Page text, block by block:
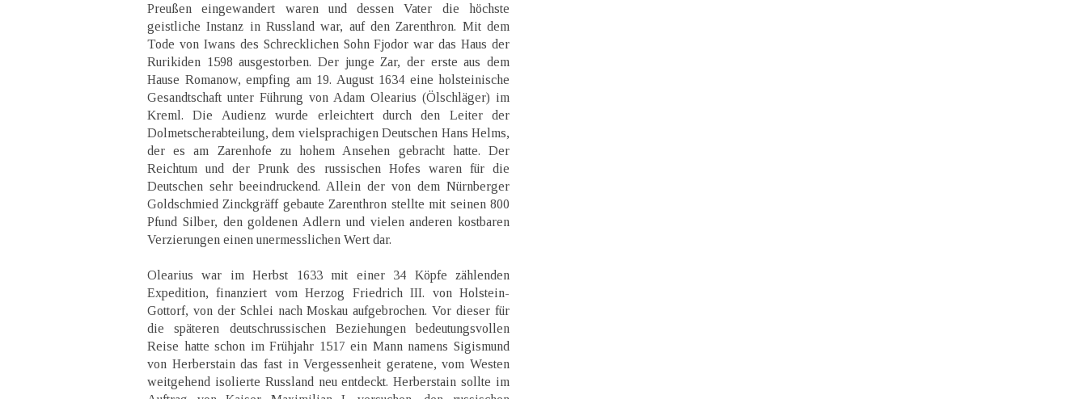
Preußen eingewandert waren und dessen Vater die höchste
geistliche Instanz in Russland war, auf den Zarenthron. Mit dem
Tode von Iwans des Schrecklichen Sohn Fjodor war das Haus der
Rurikiden 1598 ausgestorben. Der junge Zar, der erste aus dem
Hause Romanow, empfing am 19. August 1634 eine holsteinische
Gesandtschaft unter Führung von Adam Olearius (Ölschläger) im
Kreml. Die Audienz wurde erleichtert durch den Leiter der
Dolmetscherabteilung, dem vielsprachigen Deutschen Hans Helms,
der es am Zarenhofe zu hohem Ansehen gebracht hatte. Der
Reichtum und der Prunk des russischen Hofes waren für die
Deutschen sehr beeindruckend. Allein der von dem Nürnberger
Goldschmied Zinckgräff gebaute Zarenthron stellte mit seinen 800
Pfund Silber, den goldenen Adlern und vielen anderen kostbaren
Verzierungen einen unermesslichen Wert dar.
Olearius war im Herbst 1633 mit einer 34 Köpfe zählenden
Expedition, finanziert vom Herzog Friedrich III. von Holstein-
Gottorf, von der Schlei nach Moskau aufgebrochen. Vor dieser für
die späteren deutschrussischen Beziehungen bedeutungsvollen
Reise hatte schon im Frühjahr 1517 ein Mann namens Sigismund
von Herberstain das fast in Vergessenheit geratene, vom Westen
weitgehend isolierte Russland neu entdeckt. Herberstain sollte im